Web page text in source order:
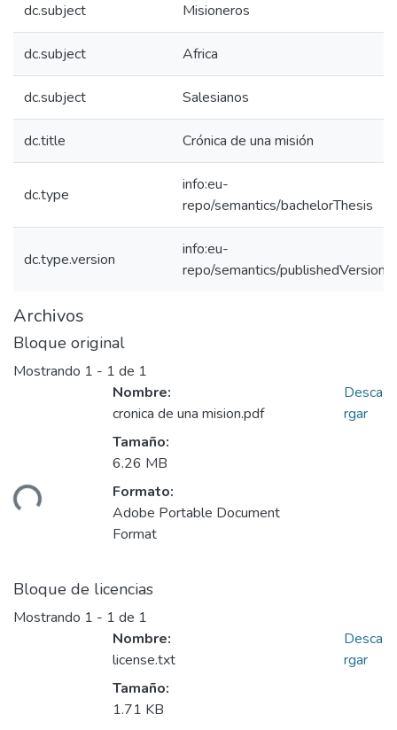
dc.subject Misioneros
dc.subject Africa
dc.subject Salesianos
dc.title Crónica de una misión
dc.type
info:eu-
repo/semantics/bachelorThesis
dc.type.version
info:eu-
repo/semantics/publishedVersion
Archivos
Bloque original
Mostrando 1 - 1 de 1
Nombre:
cronica de una mision.pdf
Tamaño:
6.26 MB
Formato:
Adobe Portable Document
Format
Desca
rgar
Bloque de licencias
Mostrando 1 - 1 de 1
Nombre:
license.txt
Tamaño:
1.71 KB
Desca
rgar